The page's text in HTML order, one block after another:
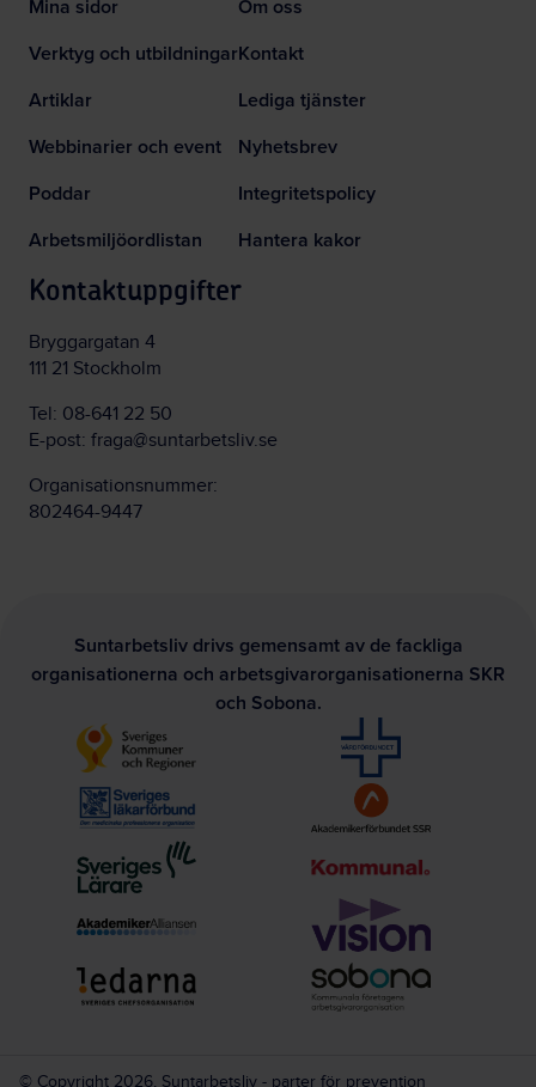
Mina sidor
Verktyg och utbildningar
Artiklar
Webbinarier och event
Poddar
Arbetsmiljöordlistan
Om oss
Kontakt
Lediga tjänster
Nyhetsbrev
Integritetspolicy
Hantera kakor
Kontaktuppgifter
Bryggargatan 4
111 21 Stockholm
Tel: 08-641 22 50
E-post: fraga@suntarbetsliv.se
Organisationsnummer:
802464-9447
Suntarbetsliv drivs gemensamt av de fackliga
organisationerna och arbetsgivarorganisationerna SKR
och Sobona.
© Copyright 2026, Suntarbetsliv - parter för prevention